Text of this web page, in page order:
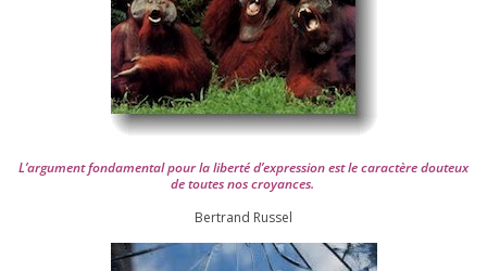
L’argument fon­da­men­tal pour la liber­té d’expression est le carac­tère dou­teux
de toutes nos croyances.
Ber­trand Russel